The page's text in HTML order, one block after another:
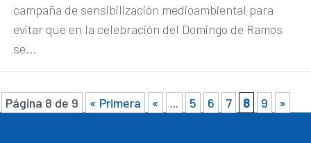
campaña de sensibilización medioambiental para
evitar que en la celebración del Domingo de Ramos
se...
Página 8 de 9 « Primera « ... 5 6 7 8 9 »